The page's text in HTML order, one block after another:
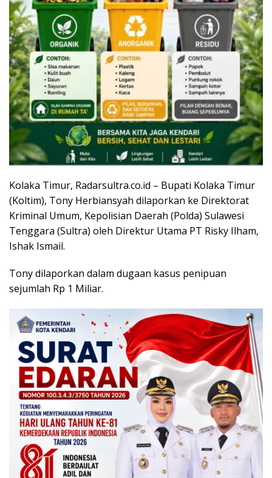
Kolaka Timur, Radarsultra.co.id – Bupati Kolaka Timur
(Koltim), Tony Herbiansyah dilaporkan ke Direktorat
Kriminal Umum, Kepolisian Daerah (Polda) Sulawesi
Tenggara (Sultra) oleh Direktur Utama PT Risky Ilham,
Ishak Ismail.
Tony dilaporkan dalam dugaan kasus penipuan
sejumlah Rp 1 Miliar.